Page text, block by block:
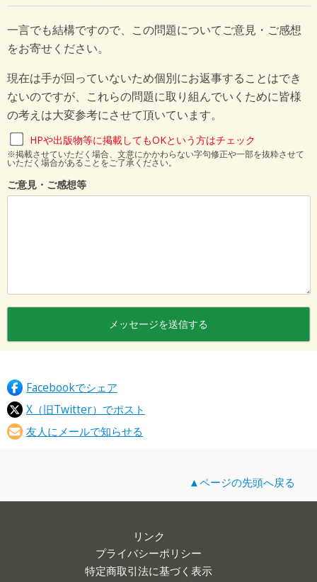
一言でも結構ですので、この問題についてご意見・ご感想
をお寄せください。
現在は手が回っていないため個別にお返事することはでき
ないのですが、これらの問題に取り組んでいくために皆様
の考えは大変参考にさせて頂いています。
HPや出版物等に掲載してもOKという方はチェック
※掲載させていただく場合、文意にかかわらない字句修正や一部を抜粋させて
いただく場合があることをご了承ください。
ご意見・ご感想等
Facebookでシェア
X（旧Twitter）でポスト
友人にメールで知らせる
▲ページの先頭へ戻る
リンク
プライバシーポリシー
特定商取引法に基づく表示